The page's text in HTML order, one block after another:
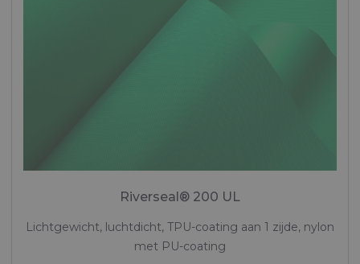
Riverseal® 200 UL
Lichtgewicht, luchtdicht, TPU-coating aan 1 zijde, nylon
met PU-coating